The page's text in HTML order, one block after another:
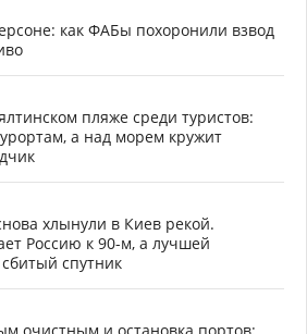
как ФАБы похоронили взвод
пляже среди туристов:
а над морем кружит
хлынули в Киев рекой.
Россию к 90-м, а лучшей
спутник